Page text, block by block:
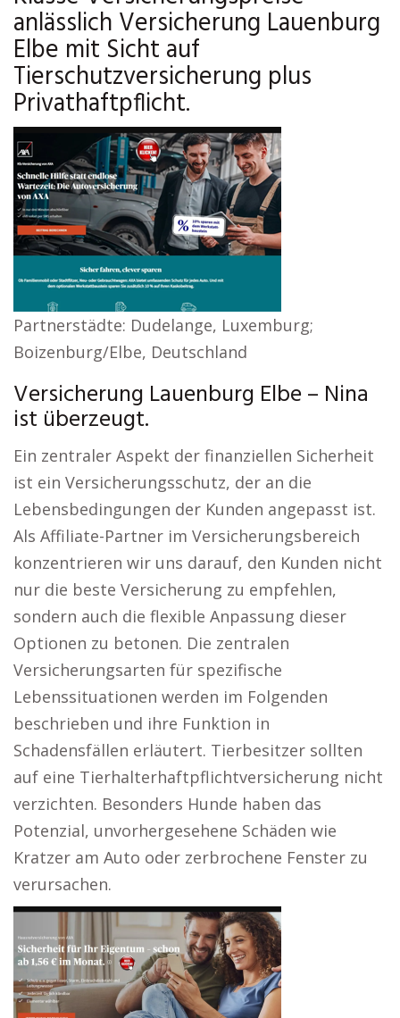
anlässlich Versicherung Lauenburg
Elbe mit Sicht auf
Tierschutzversicherung plus
Privathaftpflicht.
Partnerstädte: Dudelange, Luxemburg;
Boizenburg/Elbe, Deutschland
Versicherung Lauenburg Elbe – Nina
ist überzeugt.
Ein zentraler Aspekt der finanziellen Sicherheit
ist ein Versicherungsschutz, der an die
Lebensbedingungen der Kunden angepasst ist.
Als Affiliate-Partner im Versicherungsbereich
konzentrieren wir uns darauf, den Kunden nicht
nur die beste Versicherung zu empfehlen,
sondern auch die flexible Anpassung dieser
Optionen zu betonen. Die zentralen
Versicherungsarten für spezifische
Lebenssituationen werden im Folgenden
beschrieben und ihre Funktion in
Schadensfällen erläutert. Tierbesitzer sollten
auf eine Tierhalterhaftpflichtversicherung nicht
verzichten. Besonders Hunde haben das
Potenzial, unvorhergesehene Schäden wie
Kratzer am Auto oder zerbrochene Fenster zu
verursachen.